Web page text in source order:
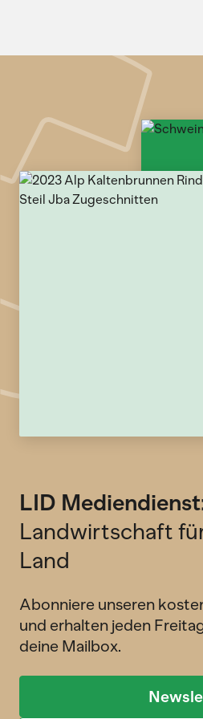
LID
Landwirtschaft
Land
Abonniere unseren
und erhalten jeden
deine Mailbox.